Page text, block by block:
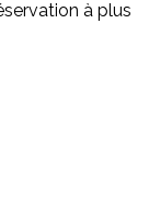
à plus